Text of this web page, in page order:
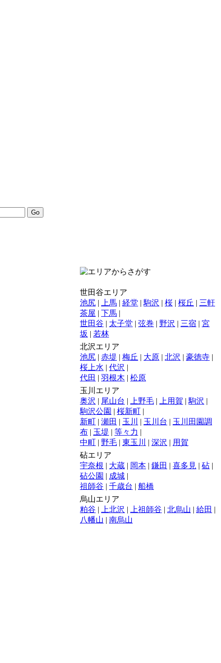
世田谷エリア
池尻 | 上馬 | 経堂 | 駒沢 | 桜 | 桜丘 | 三軒
茶屋 | 下馬 |
世田谷 | 太子堂 | 弦巻 | 野沢 | 三宿 | 宮
坂 | 若林
北沢エリア
池尻 | 赤堤 | 梅丘 | 大原 | 北沢 | 豪徳寺 |
桜上水 | 代沢 |
代田 | 羽根木 | 松原
玉川エリア
奥沢 | 尾山台 | 上野毛 | 上用賀 | 駒沢 |
駒沢公園 | 桜新町 |
新町 | 瀬田 | 玉川 | 玉川台 | 玉川田園調
布 | 玉堤 | 等々力 |
中町 | 野毛 | 東玉川 | 深沢 | 用賀
砧エリア
宇奈根 | 大蔵 | 岡本 | 鎌田 | 喜多見 | 砧 |
砧公園 | 成城 |
祖師谷 | 千歳台 | 船橋
烏山エリア
粕谷 | 上北沢 | 上祖師谷 | 北烏山 | 給田 |
八幡山 | 南烏山